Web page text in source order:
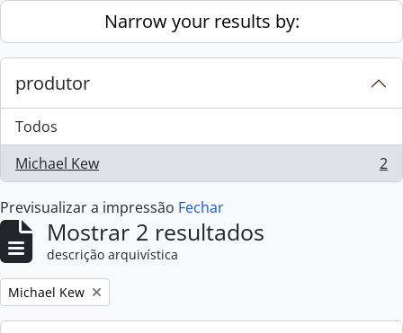
Skip to main contentNarrow your results by:
produtor
Todos
Michael Kew
, 2 resultados 2
Previsualizar a impressão Fechar
Mostrar 2 resultados
descrição arquivística
Remove filter:
Michael Kew